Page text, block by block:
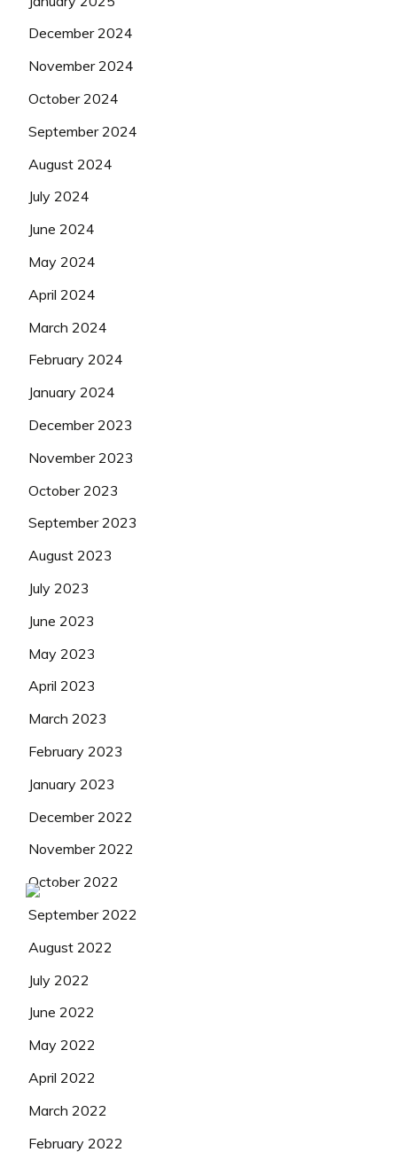
December 2024
November 2024
October 2024
September 2024
August 2024
July 2024
June 2024
May 2024
April 2024
March 2024
February 2024
January 2024
December 2023
November 2023
October 2023
September 2023
August 2023
July 2023
June 2023
May 2023
April 2023
March 2023
February 2023
January 2023
December 2022
November 2022
October 2022
September 2022
August 2022
July 2022
June 2022
May 2022
April 2022
March 2022
February 2022